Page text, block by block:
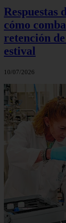
Respuestas
cómo
retención
estival
10/07/2026